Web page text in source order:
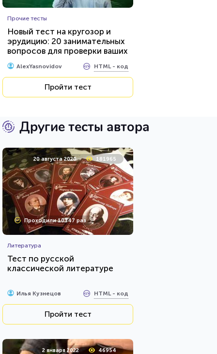
Прочие тесты
Новый тест на кругозор и
эрудицию: 20 занимательных
вопросов для проверки ваших
знаний...
AlexYasnovidov HTML - код
Пройти тест
Другие тесты автора
20 августа 2020 181965
Проходили 10347 раз
Литература
Тест по русской
классической литературе
Илья Кузнецов HTML - код
Пройти тест
2 января 2022 46954